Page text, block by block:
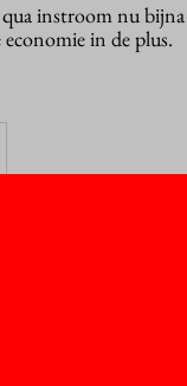
instroom nu
in de plus.